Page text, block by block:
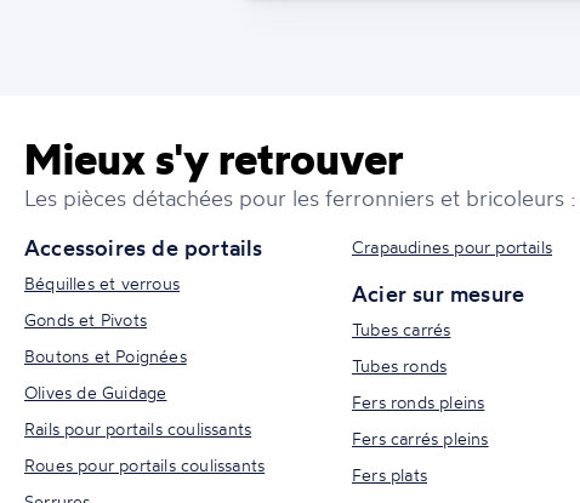
Mieux s'y retrouver
Les pièces détachées pour les ferronniers et bricoleurs :
Accessoires de portails
Béquilles et verrous
Gonds et Pivots
Boutons et Poignées
Olives de Guidage
Rails pour portails coulissants
Roues pour portails coulissants
Crapaudines pour portails
Acier sur mesure
Tubes carrés
Tubes ronds
Fers ronds pleins
Fers carrés pleins
Fers plats